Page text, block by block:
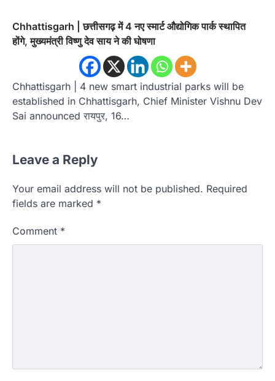
Chhattisgarh | छत्तीसगढ़ में 4 नए स्मार्ट औद्योगिक पार्क स्थापित
होंगे, मुख्यमंत्री विष्णु देव साय ने की घोषणा
Chhattisgarh | 4 new smart industrial parks will be
established in Chhattisgarh, Chief Minister Vishnu Dev
Sai announced रायपुर, 16…
Leave a Reply
Your email address will not be published. Required
fields are marked *
Comment *